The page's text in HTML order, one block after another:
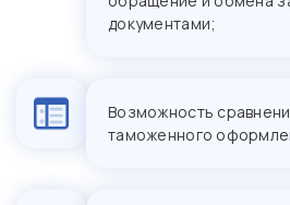
документами;
Возможность
таможенного